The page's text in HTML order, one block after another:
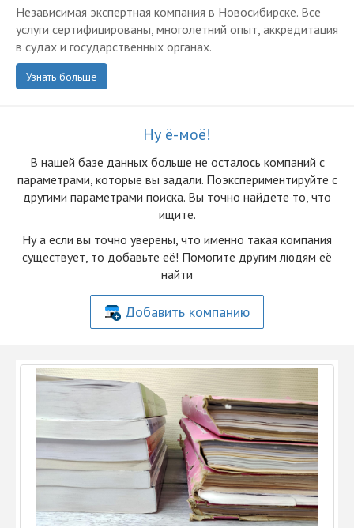
Независимая экспертная компания в Новосибирске. Все
услуги сертифицированы, многолетний опыт, аккредитация
в судах и государственных органах.
Узнать больше
Ну ё-моё!
В нашей базе данных больше не осталоcь компаний с
параметрами, которые вы задали. Поэкспериментируйте с
другими параметрами поиска. Вы точно найдете то, что
ищите.
Ну а если вы точно уверены, что именно такая компания
существует, то добавьте её! Помогите другим людям её
найти
Добавить компанию